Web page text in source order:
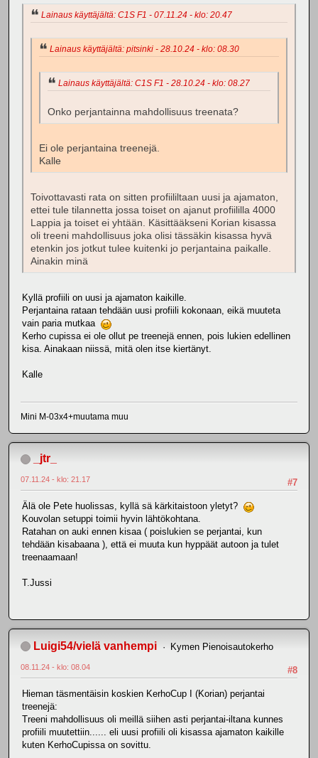
Lainaus käyttäjältä: C1S F1 - 07.11.24 - klo: 20.47
Lainaus käyttäjältä: pitsinki - 28.10.24 - klo: 08.30
Lainaus käyttäjältä: C1S F1 - 28.10.24 - klo: 08.27
Onko perjantainna mahdollisuus treenata?
Ei ole perjantaina treenejä.
Kalle
Toivottavasti rata on sitten profiililtaan uusi ja ajamaton,
ettei tule tilannetta jossa toiset on ajanut profiililla 4000
Lappia ja toiset ei yhtään. Käsittääkseni Korian kisassa
oli treeni mahdollisuus joka olisi tässäkin kisassa hyvä
etenkin jos jotkut tulee kuitenki jo perjantaina paikalle.
Ainakin minä
Kyllä profiili on uusi ja ajamaton kaikille.
Perjantaina rataan tehdään uusi profiili kokonaan, eikä muuteta
vain paria mutkaa
Kerho cupissa ei ole ollut pe treenejä ennen, pois lukien edellinen
kisa. Ainakaan niissä, mitä olen itse kiertänyt.
Kalle
Mini M-03x4+muutama muu
_jtr_
#7
07.11.24 - klo: 21.17
Älä ole Pete huolissas, kyllä sä kärkitaistoon yletyt?
Kouvolan setuppi toimii hyvin lähtökohtana.
Ratahan on auki ennen kisaa ( poislukien se perjantai, kun
tehdään kisabaana ), että ei muuta kun hyppäät autoon ja tulet
treenaamaan!
T.Jussi
Luigi54/vielä vanhempi Kymen Pienoisautokerho
#8
08.11.24 - klo: 08.04
Hieman täsmentäisin koskien KerhoCup I (Korian) perjantai
treenejä:
Treeni mahdollisuus oli meillä siihen asti perjantai-iltana kunnes
profiili muutettiin...... eli uusi profiili oli kisassa ajamaton kaikille
kuten KerhoCupissa on sovittu.